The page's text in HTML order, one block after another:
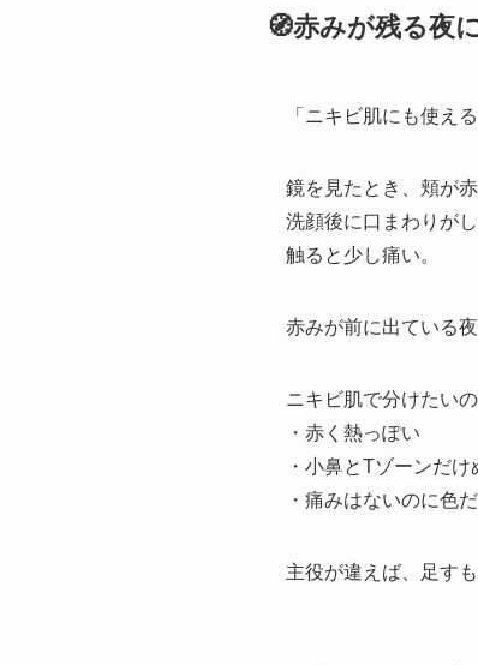
🧭赤みが残る夜
「ニキビ肌にも使え
鏡を見たとき、頬が赤
洗顔後に口まわりがし
触ると少し痛い。
赤みが前に出ている
ニキビ肌で分けたい
・赤く熱っぽい
・小鼻とTゾーンだけ
・痛みはないのに色
主役が違えば、足す